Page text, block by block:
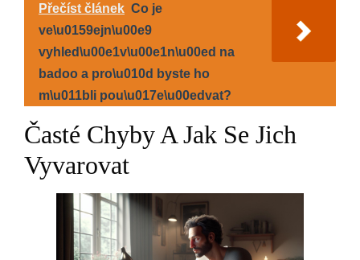
Přečíst článek Co je
ve\u0159ejn\u00e9
vyhled\u00e1v\u00e1n\u00ed na
badoo a pro\u010d byste ho
m\u011bli pou\u017e\u00edvat?
Časté Chyby A Jak Se Jich
Vyvarovat